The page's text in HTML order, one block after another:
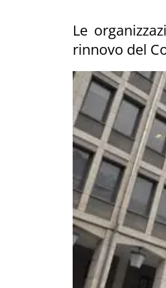
Le
rinnovo del